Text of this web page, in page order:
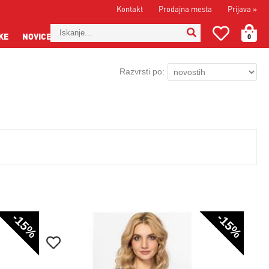
Prijava »
Kontakt Prodajna mesta
0
NOVICE
Razvrsti po:
-15% -15%